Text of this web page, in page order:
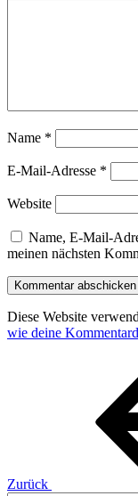
Name *
E-Mail-Adresse *
Website
Name, E-Mail-
meinen nächsten
Diese Website
wie deine
Zurück